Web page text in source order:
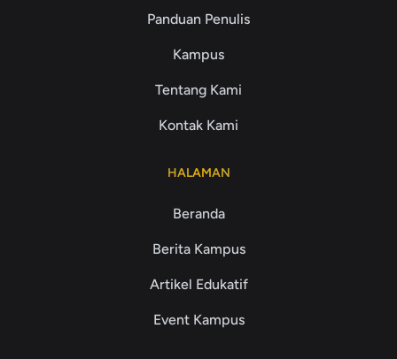
Panduan Penulis
Kampus
Tentang Kami
Kontak Kami
HALAMAN
Beranda
Berita Kampus
Artikel Edukatif
Event Kampus